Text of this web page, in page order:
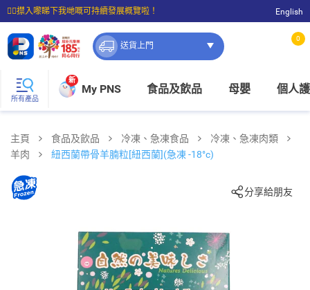
☝🏼㩒入嚟睇下我哋嘅可持續發展概覽啦！
⭐購物滿$399即享免費送貨；滿$100即可免費店取。
English
送貨上門
0
所有產品
新
My PNS 食品及飲品 母嬰 個人
主頁 食品及飲品 冷凍、急凍食品
冷凍、急凍肉類
羊肉
紐西蘭帶骨羊腩粒[紐西蘭](急凍 -18°c)
分享給朋友